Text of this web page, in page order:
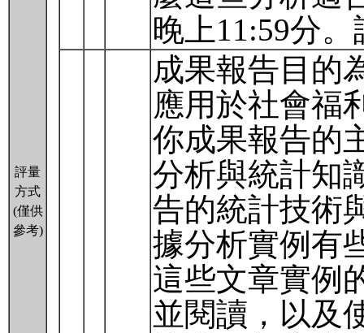
評量
方式
(僅供
參考)
晚上11:59分
成果報告目的
應用於社會福
你成果報告的
分析與統計知
告的統計技術
據分析實例有
這些文章實例
並閱讀，以及